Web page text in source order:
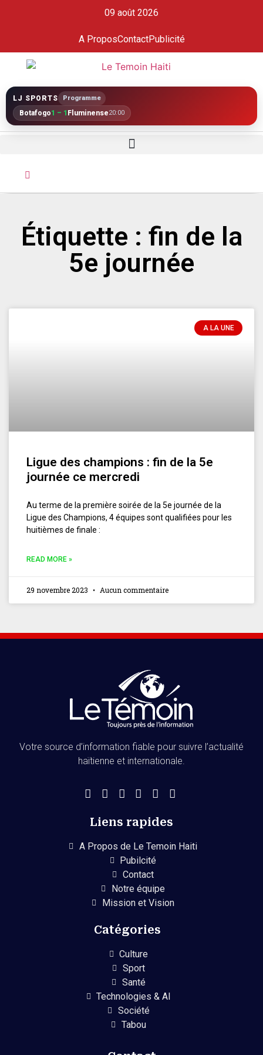
09 août 2026
A ProposContactPublicité
LJ SPORTS Programme
Botafogo1 – 1 Fluminense20:00
Étiquette : fin de la
5e journée
A LA UNE
Ligue des champions : fin de la 5e
journée ce mercredi
Au terme de la première soirée de la 5e journée de la
Ligue des Champions, 4 équipes sont qualifiées pour les
huitièmes de finale :
READ MORE »
29 novembre 2023 Aucun commentaire
Votre source d’information fiable pour suivre l’actualité
haïtienne et internationale.
Liens rapides
A Propos de Le Temoin Haiti
Pubilcité
Contact
Notre équipe
Mission et Vision
Catégories
Culture
Sport
Santé
Technologies & AI
Société
Tabou